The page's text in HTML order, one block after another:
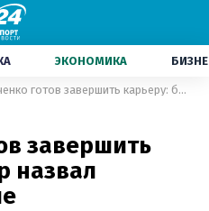
ЭКОНОМИКА
Ломаченко готов завершить карьеру: боксер назвал главное условие
завершить
назвал